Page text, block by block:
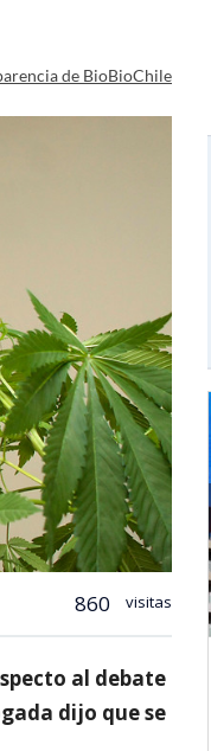
de BioBioChile
860 visitas
al debate
dijo que se